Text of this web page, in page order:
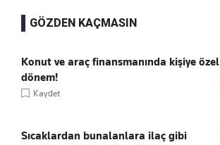
GÖZDEN KAÇMASIN
Konut ve araç finansmanında kişiye özel
dönem!
Kaydet
Sıcaklardan bunalanlara ilaç gibi